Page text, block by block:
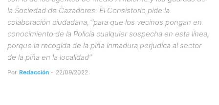
la Sociedad de Cazadores. El Consistorio pide la
colaboración ciudadana, “para que los vecinos pongan en
conocimiento de la Policía cualquier sospecha en esta línea,
porque la recogida de la piña inmadura perjudica al sector
de la piña en la localidad”
Por Redacción - 22/09/2022